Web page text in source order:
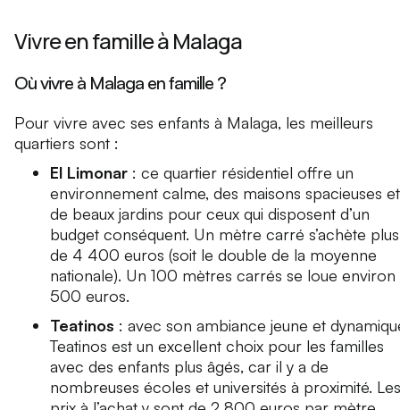
Vivre en famille à Malaga
Où vivre à Malaga en famille ?
Pour vivre avec ses enfants à Malaga, les meilleurs
quartiers sont :
El Limonar : ce quartier résidentiel offre un
environnement calme, des maisons spacieuses et
de beaux jardins pour ceux qui disposent d’un
budget conséquent. Un mètre carré s’achète plus
de 4 400 euros (soit le double de la moyenne
nationale). Un 100 mètres carrés se loue environ
500 euros.
Teatinos : avec son ambiance jeune et
Teatinos est un excellent choix pour les familles
avec des enfants plus âgés, car il y a de
nombreuses écoles et universités à proximité. Les